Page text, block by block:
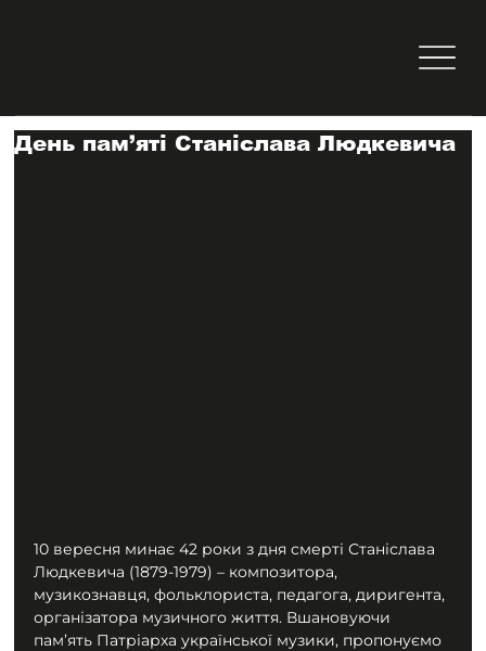
День пам’яті Станіслава Людкевича
10 вересня минає 42 роки з дня смерті Станіслава
Людкевича (1879-1979) – композитора,
музикознавця, фольклориста, педагога, диригента,
організатора музичного життя. Вшановуючи
пам’ять Патріарха української музики, пропонуємо